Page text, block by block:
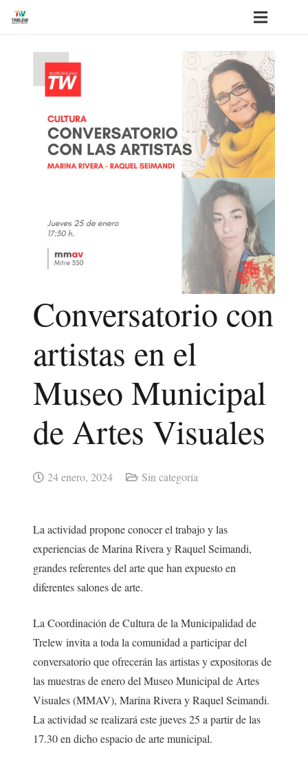
Conversatorio con
artistas en el
Museo Municipal
de Artes Visuales
24 enero, 2024 Sin categoría
La actividad propone conocer el trabajo y las
experiencias de Marina Rivera y Raquel Seimandi,
grandes referentes del arte que han expuesto en
diferentes salones de arte.
La Coordinación de Cultura de la Municipalidad de
Trelew invita a toda la comunidad a participar del
conversatorio que ofrecerán las artistas y expositoras de
las muestras de enero del Museo Municipal de Artes
Visuales (MMAV), Marina Rivera y Raquel Seimandi.
La actividad se realizará este jueves 25 a partir de las
17.30 en dicho espacio de arte municipal.